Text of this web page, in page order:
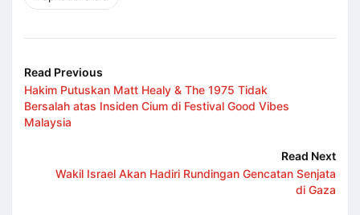
Read Previous
Hakim Putuskan Matt Healy & The 1975 Tidak
Bersalah atas Insiden Cium di Festival Good Vibes
Malaysia
Read Next
Wakil Israel Akan Hadiri Rundingan Gencatan Senjata
di Gaza